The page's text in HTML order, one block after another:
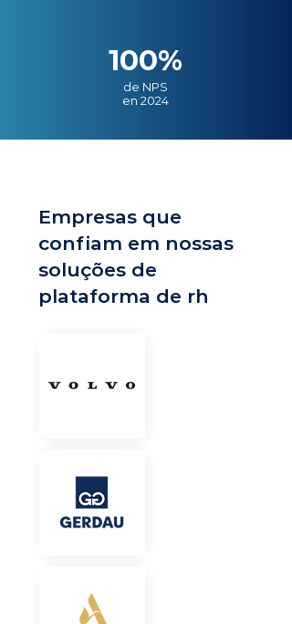
100%
de NPS
en 2024
Empresas que
confiam em nossas
soluções de
plataforma de rh